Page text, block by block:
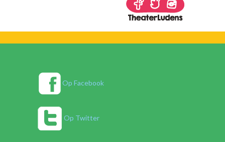
Op Facebook
Op Twitter